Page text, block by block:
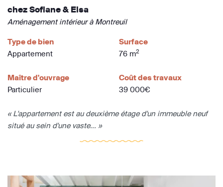
chez Sofiane & Elsa
Aménagement intérieur à Montreuil
Type de bien
Appartement
Surface
76 m2
Maître d'ouvrage
Particulier
Coût des travaux
39 000€
« L'appartement est au deuxième étage d'un immeuble neuf
situé au sein d'une vaste... »